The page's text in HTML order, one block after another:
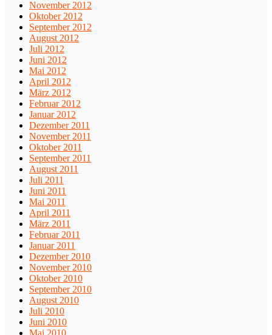
November 2012
Oktober 2012
September 2012
August 2012
Juli 2012
Juni 2012
Mai 2012
April 2012
März 2012
Februar 2012
Januar 2012
Dezember 2011
November 2011
Oktober 2011
September 2011
August 2011
Juli 2011
Juni 2011
Mai 2011
April 2011
März 2011
Februar 2011
Januar 2011
Dezember 2010
November 2010
Oktober 2010
September 2010
August 2010
Juli 2010
Juni 2010
Mai 2010